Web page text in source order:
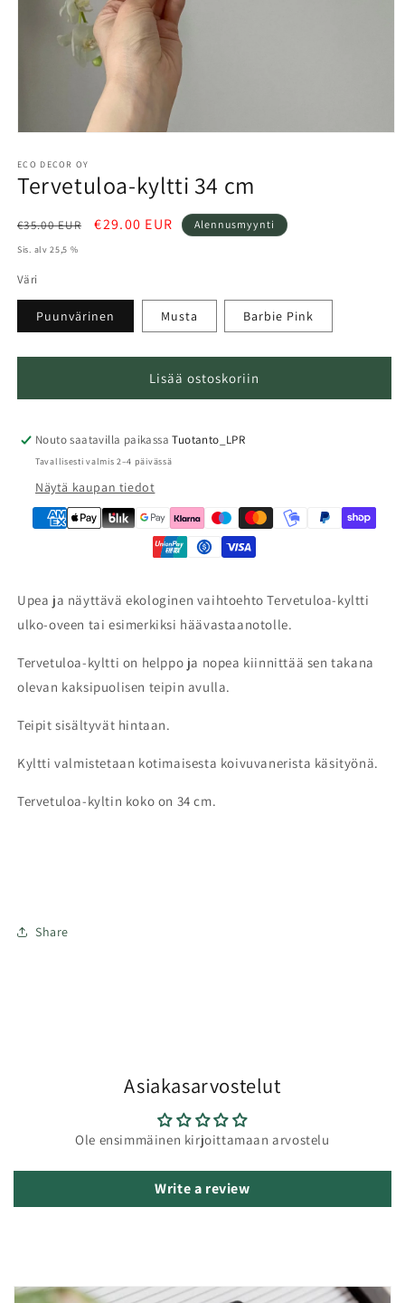
1
modaalisessa
ikkunassa
ECO DECOR OY
Tervetuloa-kyltti 34 cm
Normaalihinta
€35.00 EUR Alennushinta
€29.00 EUR Alennusmyynti
Sis. alv 25,5 %
Väri
Puunvärinen Musta Barbie Pink
Lisää ostoskoriin
Nouto saatavilla paikassaTuotanto_LPR
Tavallisesti valmis 2–4 päivässä
Näytä kaupan tiedot
Upea ja näyttävä ekologinen vaihtoehto Tervetuloa-kyltti
ulko-oveen tai esimerkiksi häävastaanotolle.
Tervetuloa-kyltti on helppo ja nopea kiinnittää sen takana
olevan kaksipuolisen teipin avulla.
Teipit sisältyvät hintaan.
Kyltti valmistetaan kotimaisesta koivuvanerista käsityönä.
Tervetuloa-kyltin koko on 34 cm.
Share
Asiakasarvostelut
Ole ensimmäinen kirjoittamaan arvostelu
Write a review